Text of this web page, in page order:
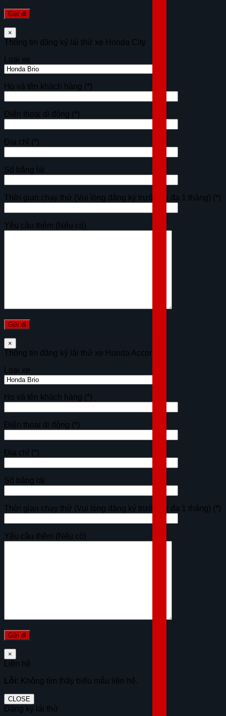
×
Thông tin đăng ký lái thử xe Honda City
Loại xe
Họ và tên khách hàng (*)
Điện thoại di động (*)
Địa chỉ (*)
Số bằng lái
Thời gian chạy thử (Vui lòng đăng ký trước tối đa 1 tháng) (*)
Yêu cầu thêm (Nếu có)
×
Thông tin đăng ký lái thử xe Honda Accord
Loại xe
Họ và tên khách hàng (*)
Điện thoại di động (*)
Địa chỉ (*)
Số bằng lái
Thời gian chạy thử (Vui lòng đăng ký trước tối đa 1 tháng) (*)
Yêu cầu thêm (Nếu có)
×
Liên hệ
Lỗi: Không tìm thấy biểu mẫu liên hệ.
CLOSE
Đăng ký lái thử